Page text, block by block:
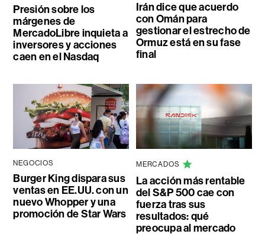
Presión sobre los
márgenes de
MercadoLibre inquieta a
inversores y acciones
caen en el Nasdaq
Irán dice que acuerdo
con Omán para
gestionar el estrecho de
Ormuz está en su fase
final
NEGOCIOS
Burger King dispara sus
ventas en EE.UU. con un
nuevo Whopper y una
promoción de Star Wars
MERCADOS
La acción más rentable
del S&P 500 cae con
fuerza tras sus
resultados: qué
preocupa al mercado